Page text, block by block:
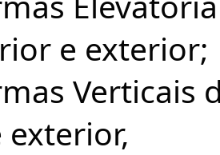
e exterior;
Verticais